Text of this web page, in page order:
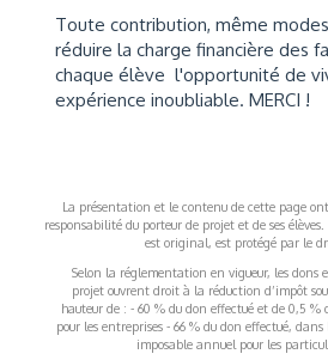
Toute contribution, même
réduire la charge financière des
chaque élève l'opportunité de
expérience inoubliable. MERCI !
La présentation et le contenu de cette page
responsabilité du porteur de projet et de ses
est original, est protégé par le
Selon la réglementation en vigueur, les dons
projet ouvrent droit à la réduction d’impôt
hauteur de : - 60 % du don effectué et de 0,5
pour les entreprises - 66 % du don effectué,
imposable annuel pour les